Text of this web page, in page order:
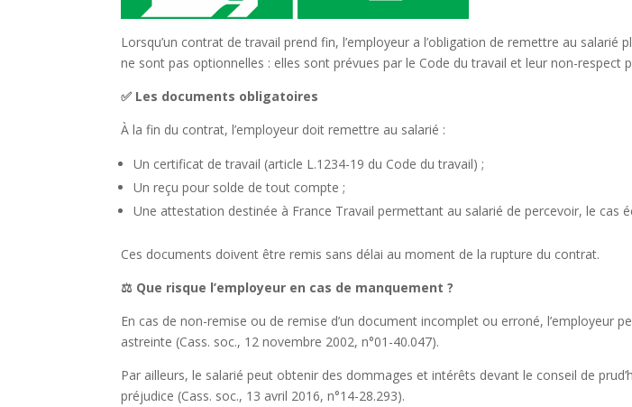
Lorsqu’un contrat de travail prend fin, l’employeur a l’obligation de remettre au
ne sont pas optionnelles : elles sont prévues par le Code du travail et leur non-respect
✅ Les documents obligatoires
À la fin du contrat, l’employeur doit remettre au salarié :
Un certificat de travail (article L.1234-19 du Code du travail) ;
Un reçu pour solde de tout compte ;
Une attestation destinée à France Travail permettant au salarié de percevoir, le cas
Ces documents doivent être remis sans délai au moment de la rupture du contrat.
⚖️ Que risque l’employeur en cas de manquement ?
En cas de non-remise ou de remise d’un document incomplet ou erroné,
astreinte (Cass. soc., 12 novembre 2002, n°01-40.047).
Par ailleurs, le salarié peut obtenir des dommages et intérêts devant le conseil de
préjudice (Cass. soc., 13 avril 2016, n°14-28.293).